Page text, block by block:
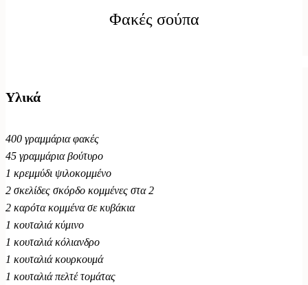
Φακές σούπα
Υλικά
400 γραμμάρια φακές
45 γραμμάρια βούτυρο
1 κρεμμύδι ψιλοκομμένο
2 σκελίδες σκόρδο κομμένες στα 2
2 καρότα κομμένα σε κυβάκια
1 κουταλιά κύμινο
1 κουταλιά κόλιανδρο
1 κουταλιά κουρκουμά
1 κουταλιά πελτέ τομάτας